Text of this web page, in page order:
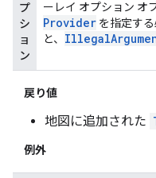
プ
シ
ョ
ン
ーレイ オプション オ
Provider を指定す
と、 Illegal
戻り値
地図に追加された
例外